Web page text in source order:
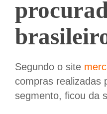
Segundo o site
compras realizadas
segmento, ficou da